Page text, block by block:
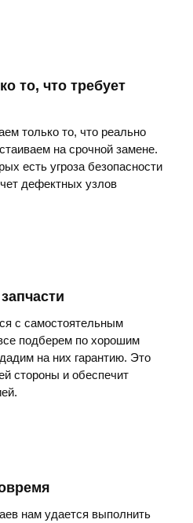
то, что требует
только то, что реально
на срочной замене.
есть угроза безопасности
дефектных узлов
с самостоятельным
подберем по хорошим
на них гарантию. Это
стороны и обеспечит
нам удается выполнить